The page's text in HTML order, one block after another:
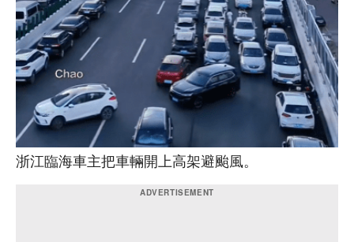
浙江臨海車主把車輛開上高架避颱風。